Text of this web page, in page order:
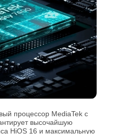
процессор MediaTek с
высочайшую
HiOS 16 и максимальную